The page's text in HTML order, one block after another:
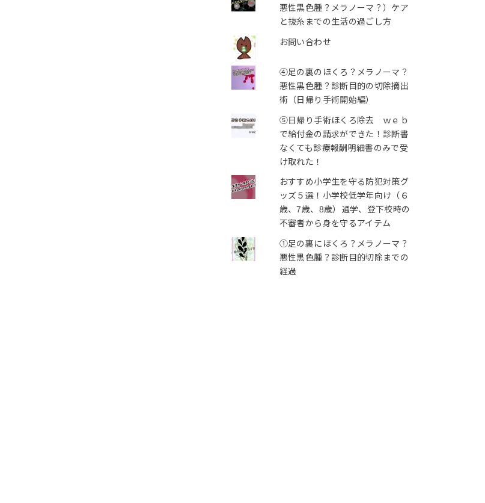
悪性黒色腫？メラノーマ？）ケア
と抜糸までの生活の過ごし方
お問い合わせ
④足の裏のほくろ？メラノーマ？
悪性黒色腫？診断目的の切除摘出
術（日帰り手術開始編）
⑤日帰り手術ほくろ除去 ｗｅｂ
で給付金の請求ができた！診断書
なくても診療報酬明細書のみで受
け取れた！
おすすめ小学生を守る防犯対策グ
ッズ５選！小学校低学年向け（６
歳、7歳、8歳）通学、登下校時の
不審者から身を守るアイテム
①足の裏にほくろ？メラノーマ？
悪性黒色腫？診断目的切除までの
経過